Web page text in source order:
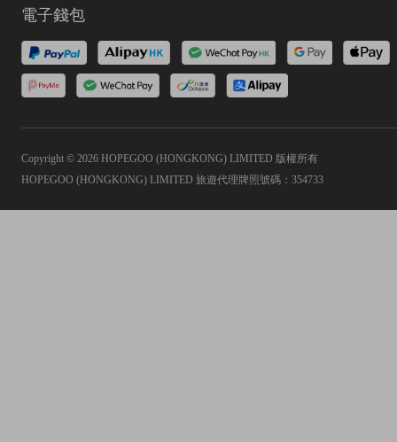
電子錢包
Copyright © 2026 HOPEGOO (HONGKONG) LIMITED 版權所有
HOPEGOO (HONGKONG) LIMITED 旅遊代理牌照號碼：354733